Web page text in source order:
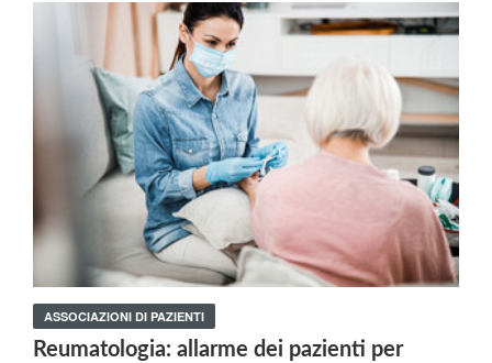
ASSOCIAZIONI DI PAZIENTI
Reumatologia: allarme dei pazienti per